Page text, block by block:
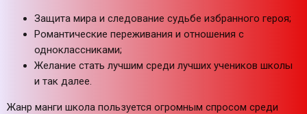
Защита мира и следование судьбе избранного героя;
Романтические переживания и отношения с
одноклассниками;
Желание стать лучшим среди лучших учеников школы
и так далее.
Жанр манги школа пользуется огромным спросом среди